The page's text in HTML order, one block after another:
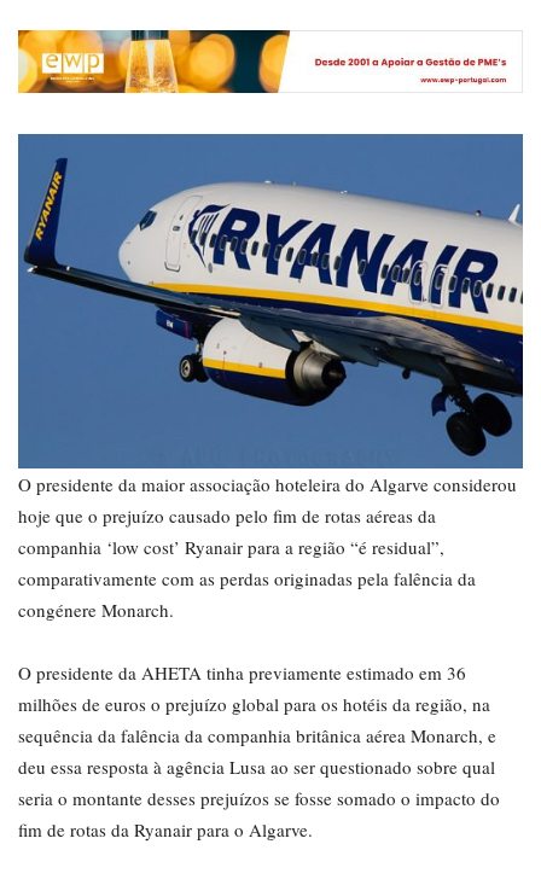
O presidente da maior associação hoteleira do Algarve considerou
hoje que o prejuízo causado pelo fim de rotas aéreas da
companhia ‘low cost’ Ryanair para a região “é residual”,
comparativamente com as perdas originadas pela falência da
congénere Monarch.
O presidente da AHETA tinha previamente estimado em 36
milhões de euros o prejuízo global para os hotéis da região, na
sequência da falência da companhia britânica aérea Monarch, e
deu essa resposta à agência Lusa ao ser questionado sobre qual
seria o montante desses prejuízos se fosse somado o impacto do
fim de rotas da Ryanair para o Algarve.